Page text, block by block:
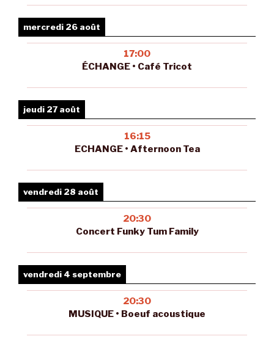
mercredi 26 août
17:00
ÉCHANGE • Café Tricot
jeudi 27 août
16:15
ECHANGE • Afternoon Tea
vendredi 28 août
20:30
Concert Funky Tum Family
vendredi 4 septembre
20:30
MUSIQUE • Boeuf acoustique